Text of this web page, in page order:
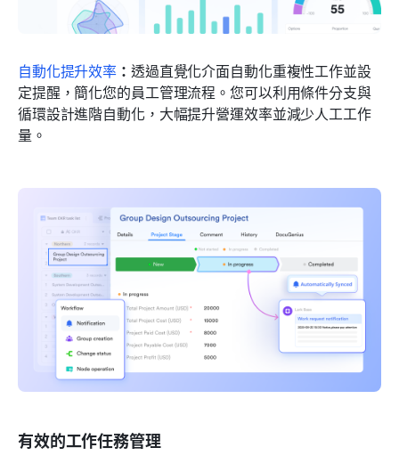
自動化提升效率 ： 透過直覺化介面自動化重複性工作並設
定提醒，簡化您的員工管理流程。您可以利用條件分支與
循環設計進階自動化，大幅提升營運效率並減少人工工作
量。
有效的工作任務管理